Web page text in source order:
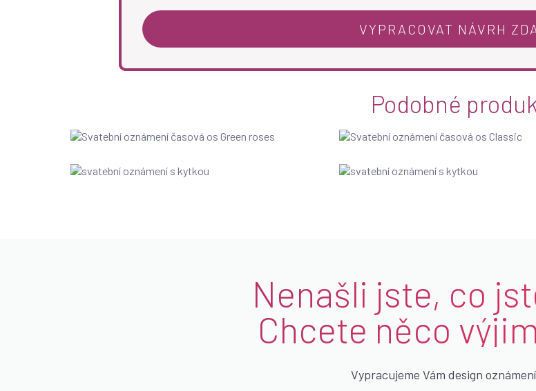
Podobné
Nenašli jste, co
Chcete něco
Vypracujeme Vám design